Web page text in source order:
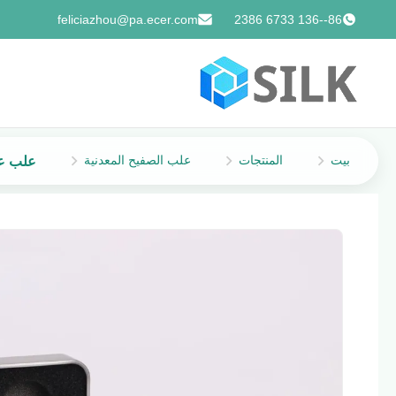
86--136 6733 2386
feliciazhou@pa.ecer.com
بيت المنتجات علب الصفيح المعدنية علب